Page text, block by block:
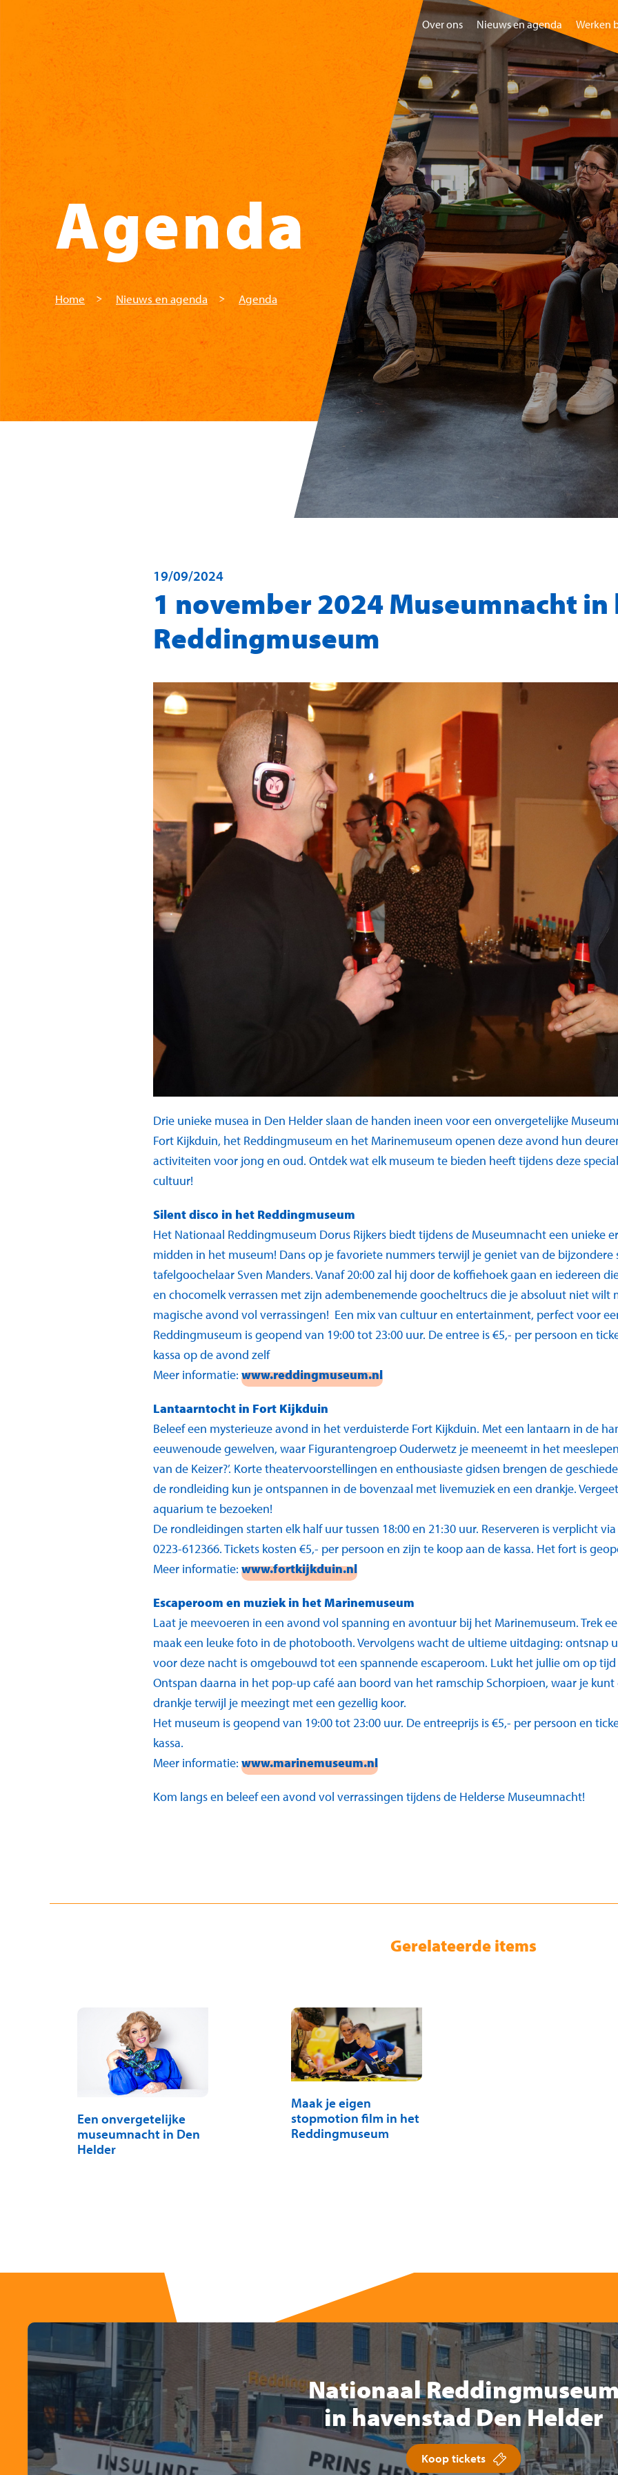
Skip to main content
Over ons Nieuws en agenda Werken
HomeBezoeken
Agenda
Home Nieuws en agenda Agenda
19/09/2024
1 november 2024 Museumnacht in
Reddingmuseum
Drie unieke musea in Den Helder slaan de handen ineen voor een onvergetelijke
Fort Kijkduin, het Reddingmuseum en het Marinemuseum openen deze avond hun
activiteiten voor jong en oud. Ontdek wat elk museum te bieden heeft tijdens deze
cultuur!
Silent disco in het Reddingmuseum
Het Nationaal Reddingmuseum Dorus Rijkers biedt tijdens de Museumnacht een unieke
midden in het museum! Dans op je favoriete nummers terwijl je geniet van de bijzondere
tafelgoochelaar Sven Manders. Vanaf 20:00 zal hij door de koffiehoek gaan en iedereen
en chocomelk verrassen met zijn adembenemende goocheltrucs die je absoluut niet wilt
magische avond vol verrassingen! Een mix van cultuur en entertainment, perfect voor
Reddingmuseum is geopend van 19:00 tot 23:00 uur. De entree is €5,- per persoon en
kassa op de avond zelf
Meer informatie: www.reddingmuseum.nl
Lantaarntocht in Fort Kijkduin
Beleef een mysterieuze avond in het verduisterde Fort Kijkduin. Met een lantaarn in de
eeuwenoude gewelven, waar Figurantengroep Ouderwetz je meeneemt in het
van de Keizer?’. Korte theatervoorstellingen en enthousiaste gidsen brengen de
de rondleiding kun je ontspannen in de bovenzaal met livemuziek en een drankje.
aquarium te bezoeken!
De rondleidingen starten elk half uur tussen 18:00 en 21:30 uur. Reserveren is verplicht via
0223-612366. Tickets kosten €5,- per persoon en zijn te koop aan de kassa. Het fort is
Meer informatie: www.fortkijkduin.nl
Escaperoom en muziek in het Marinemuseum
Laat je meevoeren in een avond vol spanning en avontuur bij het Marinemuseum. Trek
maak een leuke foto in de photobooth. Vervolgens wacht de ultieme uitdaging: ontsnap
voor deze nacht is omgebouwd tot een spannende escaperoom. Lukt het jullie om op tijd
Ontspan daarna in het pop-up café aan boord van het ramschip Schorpioen, waar je
drankje terwijl je meezingt met een gezellig koor.
Het museum is geopend van 19:00 tot 23:00 uur. De entreeprijs is €5,- per persoon en
kassa.
Meer informatie: www.marinemuseum.nl
Kom langs en beleef een avond vol verrassingen tijdens de Helderse Museumnacht!
Gerelateerde items
Een onvergetelijke
museumnacht in Den
Helder
Maak je eigen
stopmotion film in het
Reddingmuseum
Nationaal
in havenstad Den Helder
Koop tickets